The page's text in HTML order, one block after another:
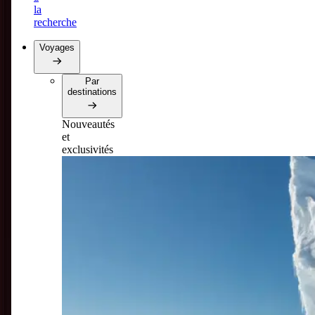
la
recherche
Voyages
Par
destinations
Nouveautés
et
exclusivités